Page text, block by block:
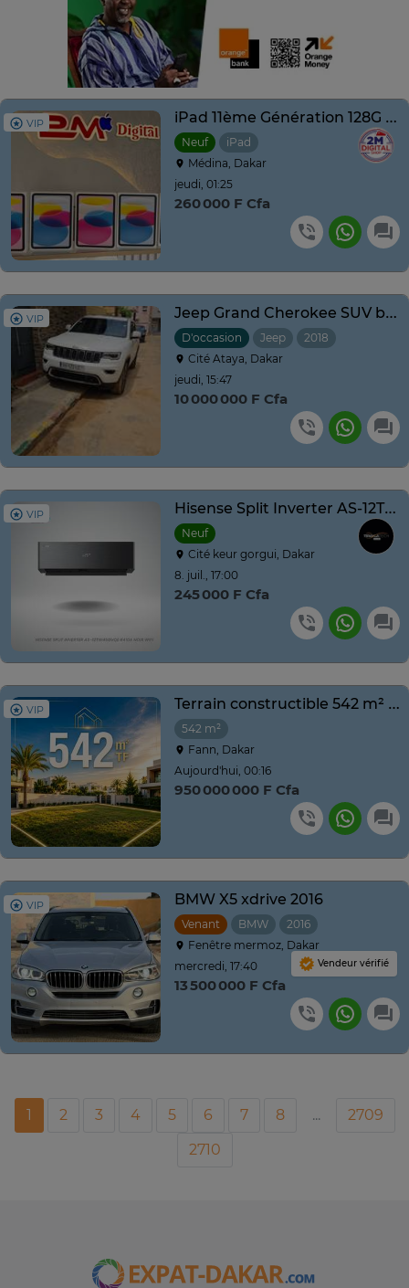
VIP iPad 11ème Génération 128G 2025 Pink Neuf
Neuf
iPad
Médina, Dakar
jeudi, 01:25
260 000 F Cfa
VIP Jeep Grand Cherokee SUV blanc polyvalent
D'occasion Jeep 2018
Cité Ataya, Dakar
jeudi, 15:47
10 000 000 F Cfa
VIP Hisense Split Inverter AS-12TW4SLUHBB R410A Noir Wifi
Neuf
Cité keur gorgui, Dakar
8. juil., 17:00
245 000 F Cfa
VIP Terrain constructible 542 m² quartier résidentiel calme
542 m²
Fann, Dakar
Aujourd'hui, 00:16
950 000 000 F Cfa
VIP BMW X5 xdrive 2016
Venant BMW 2016
Fenêtre mermoz, Dakar
mercredi, 17:40
13 500 000 F Cfa
Vendeur vérifié
1 2 3 4 5 6 7 8 ...
2709
2710